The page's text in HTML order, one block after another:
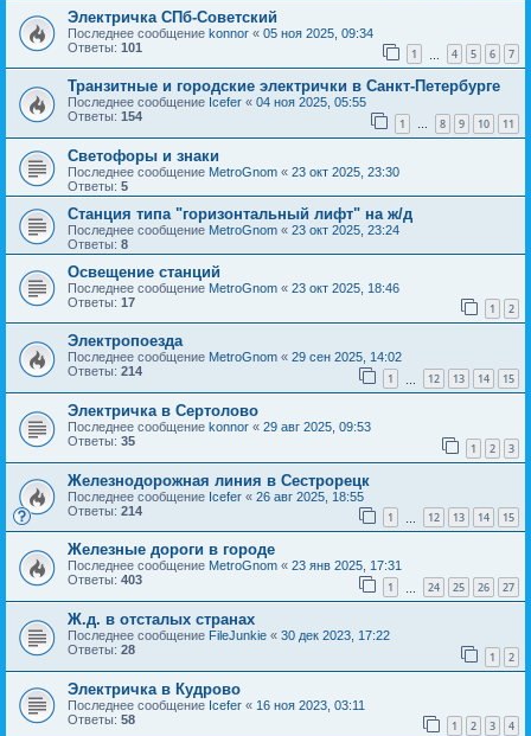
Электричка СПб-Советский
Последнее сообщение konnor « 05 ноя 2025, 09:34
Ответы: 101 1 4 5 6 7
Транзитные и городские электрички в Санкт-Петербурге
Последнее сообщение Icefer « 04 ноя 2025, 05:55
Ответы: 154 1 … 8 9 10 11
Светофоры и знаки
Последнее сообщение MetroGnom « 23 окт 2025, 23:30
Ответы: 5
Станция типа "горизонтальный лифт" на ж/д
Последнее сообщение MetroGnom « 23 окт 2025, 23:24
Ответы: 8
Освещение станций
Последнее сообщение MetroGnom « 23 окт 2025, 18:46
Ответы: 17 1 2
Электропоезда
Последнее сообщение MetroGnom « 29 сен 2025, 14:02
Ответы: 214 1 12 13 14 15
Электричка в Сертолово
Последнее сообщение konnor « 29 авг 2025, 09:53
Ответы: 35 1 2 3
Железнодорожная линия в Сестрорецк
Последнее сообщение Icefer « 26 авг 2025, 18:55
Ответы: 214 1 12 13 14 15
Железные дороги в городе
Последнее сообщение MetroGnom « 23 янв 2025, 17:31
Ответы: 403 1 24 25 26 27
Ж.д. в отсталых странах
Последнее сообщение FileJunkie « 30 дек 2023, 17:22
Ответы: 28 1 2
Электричка в Кудрово
Последнее сообщение Icefer « 16 ноя 2023, 03:11
Ответы: 58 1 2 3 4